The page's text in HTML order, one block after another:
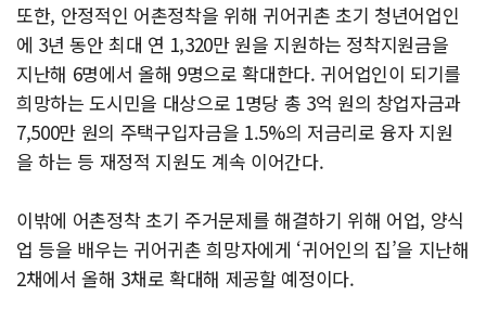
또한, 안정적인 어촌정착을 위해 귀어귀촌 초기 청년어업인
에 3년 동안 최대 연 1,320만 원을 지원하는 정착지원금을
지난해 6명에서 올해 9명으로 확대한다. 귀어업인이 되기를
희망하는 도시민을 대상으로 1명당 총 3억 원의 창업자금과
7,500만 원의 주택구입자금을 1.5%의 저금리로 융자 지원
을 하는 등 재정적 지원도 계속 이어간다.
이밖에 어촌정착 초기 주거문제를 해결하기 위해 어업, 양식
업 등을 배우는 귀어귀촌 희망자에게 ‘귀어인의 집’을 지난해
2채에서 올해 3채로 확대해 제공할 예정이다.